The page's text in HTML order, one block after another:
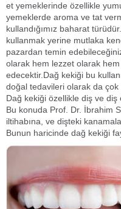
et yemeklerinde özellikle
yemeklerde aroma ve tat
kullandığımız baharat
kullanmak yerine mutlaka
pazardan temin
olarak hem lezzet olarak
edecektir.Dağ kekiği bu
doğal tedavileri olarak da
Dağ kekiği özellikle diş ve diş
Bu konuda Prof. Dr. İbrahim
iltihabına, ve dişteki
Bunun haricinde dağ kekiği